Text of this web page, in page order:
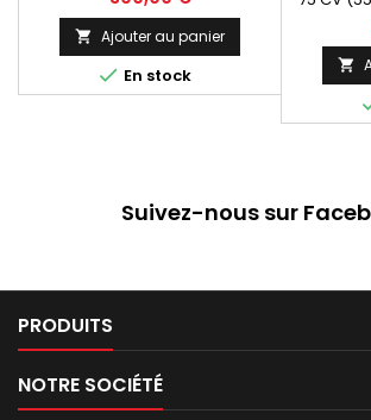
Paiement 100 % Sécurisé En
Stock expédié sous 24 H
 Ajouter au panier
 En stock
✅
de
✅
En

Suivez-nous sur
PRODUITS
NOTRE SOCIÉTÉ